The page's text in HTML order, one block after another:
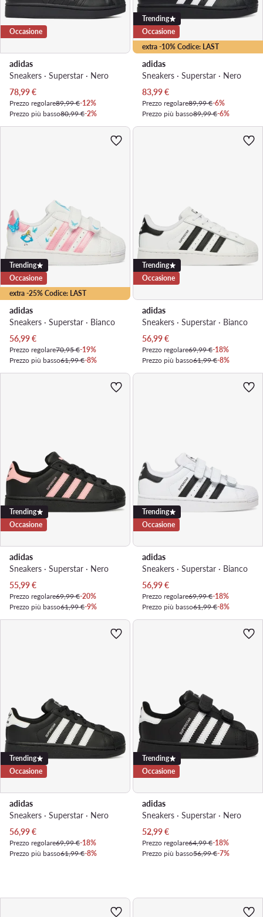
Occasione
adidas
Sneakers · Superstar · Nero
Prezzo attuale
78,99€
Prezzo regolare89,99 €-12%
Prezzo più basso80,99 €-2%
extra -10% Codice: LAST
Trending
Occasione
adidas
Sneakers · Superstar · Nero
Prezzo attuale
83,99€
Prezzo regolare89,99 €-6%
Prezzo più basso89,99 €-6%
extra -25% Codice: LAST
Trending
Occasione
adidas
Sneakers · Superstar · Bianco
Prezzo attuale
56,99€
Prezzo regolare70,95 €-19%
Prezzo più basso61,99 €-8%
Trending
Occasione
adidas
Sneakers · Superstar · Bianco
Prezzo attuale
56,99€
Prezzo regolare69,99 €-18%
Prezzo più basso61,99 €-8%
Trending
Occasione
adidas
Sneakers · Superstar · Nero
Prezzo attuale
55,99€
Prezzo regolare69,99 €-20%
Prezzo più basso61,99 €-9%
Trending
Occasione
adidas
Sneakers · Superstar · Bianco
Prezzo attuale
56,99€
Prezzo regolare69,99 €-18%
Prezzo più basso61,99 €-8%
Trending
Occasione
adidas
Sneakers · Superstar · Nero
Prezzo attuale
56,99€
Prezzo regolare69,99 €-18%
Prezzo più basso61,99 €-8%
Trending
Occasione
adidas
Sneakers · Superstar · Nero
Prezzo attuale
52,99€
Prezzo regolare64,99 €-18%
Prezzo più basso56,99 €-7%